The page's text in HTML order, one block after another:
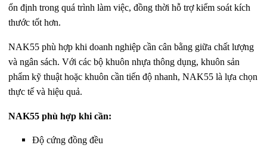
ổn định trong quá trình làm việc, đồng thời hỗ trợ kiểm soát kích
thước tốt hơn.
NAK55 phù hợp khi doanh nghiệp cần cân bằng giữa chất lượng
và ngân sách. Với các bộ khuôn nhựa thông dụng, khuôn sản
phẩm kỹ thuật hoặc khuôn cần tiến độ nhanh, NAK55 là lựa chọn
thực tế và hiệu quả.
NAK55 phù hợp khi cần:
Độ cứng đồng đều